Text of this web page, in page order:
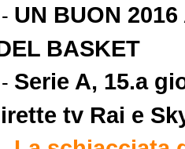
UN BUON 2016
BASKET
Serie A, 15.a
tv Rai e